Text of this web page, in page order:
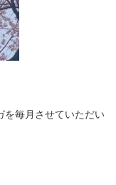
を毎月させていただい